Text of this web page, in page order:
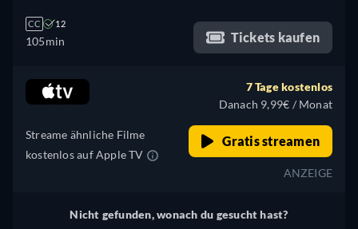
CC 12
105min Tickets kaufen
Streame ähnliche Filme
kostenlos auf Apple TV
7 Tage kostenlos
Danach 9,99€ / Monat
Gratis streamen
ANZEIGE
Nicht gefunden, wonach du gesucht hast?